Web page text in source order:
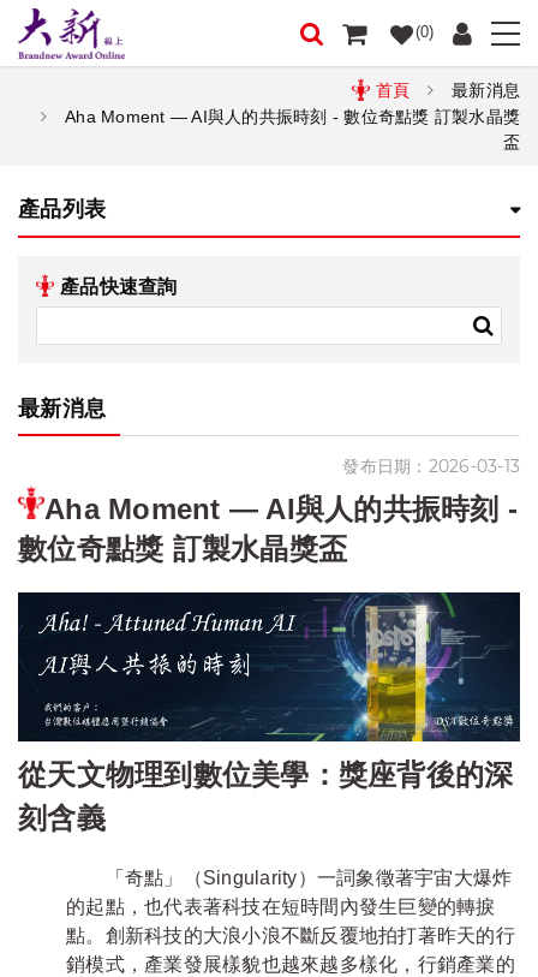
(0)
首頁
最新消息
Aha Moment — AI與人的共振時刻 - 數位奇點獎 訂製水晶獎
盃
產品列表
產品快速查詢
最新消息
發布日期：2026-03-13
Aha Moment — AI與人的共振時刻 -
數位奇點獎 訂製水晶獎盃
從天文物理到數位美學：獎座背後的深
刻含義
「奇點」（Singularity）一詞象徵著宇宙大爆炸
的起點，也代表著科技在短時間內發生巨變的轉捩
點。創新科技的大浪小浪不斷反覆地拍打著昨天的行
銷模式，產業發展樣貌也越來越多樣化，行銷產業的